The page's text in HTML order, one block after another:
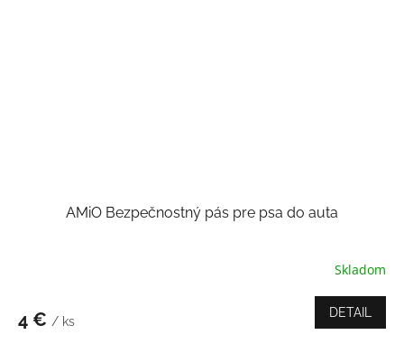
AMiO Bezpečnostný pás pre psa do auta
je
Skladom
4 € / ks
DETAIL